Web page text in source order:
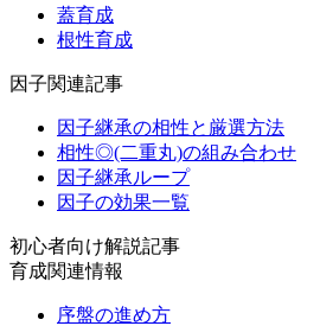
蓋育成
根性育成
因子関連記事
因子継承の相性と厳選方法
相性◎(二重丸)の組み合わせ
因子継承ループ
因子の効果一覧
初心者向け解説記事
育成関連情報
序盤の進め方